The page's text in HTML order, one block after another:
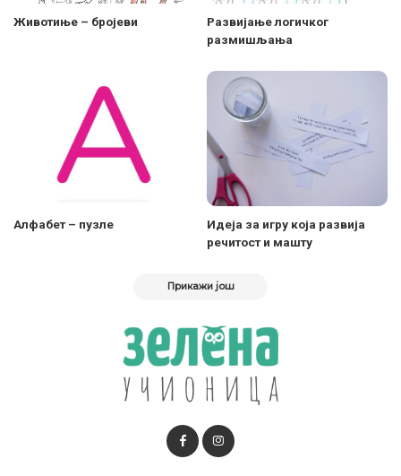
Животиње – бројеви
Развијање логичког
размишљања
Алфабет – пузле
Идеја за игру која развија
речитост и машту
Прикажи још